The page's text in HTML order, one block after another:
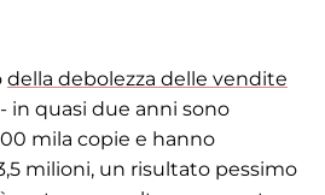
della debolezza delle vendite
- in quasi due anni sono
mila copie e hanno
milioni, un risultato pessimo